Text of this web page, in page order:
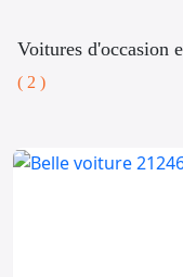
Voitures d'occasion
( 2 )